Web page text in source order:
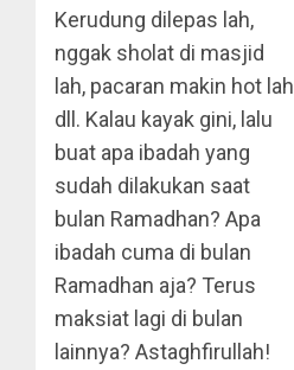
Kerudung dilepas lah,
nggak sholat di masjid
lah, pacaran makin hot lah
dll. Kalau kayak gini, lalu
buat apa ibadah yang
sudah dilakukan saat
bulan Ramadhan? Apa
ibadah cuma di bulan
Ramadhan aja? Terus
maksiat lagi di bulan
lainnya? Astaghfirullah!